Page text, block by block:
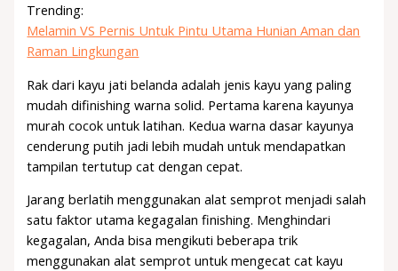
Trending:
Melamin VS Pernis Untuk Pintu Utama Hunian Aman dan
Raman Lingkungan
Rak dari kayu jati belanda adalah jenis kayu yang paling
mudah difinishing warna solid. Pertama karena kayunya
murah cocok untuk latihan. Kedua warna dasar kayunya
cenderung putih jadi lebih mudah untuk mendapatkan
tampilan tertutup cat dengan cepat.
Jarang berlatih menggunakan alat semprot menjadi salah
satu faktor utama kegagalan finishing. Menghindari
kegagalan, Anda bisa mengikuti beberapa trik
menggunakan alat semprot untuk mengecat cat kayu